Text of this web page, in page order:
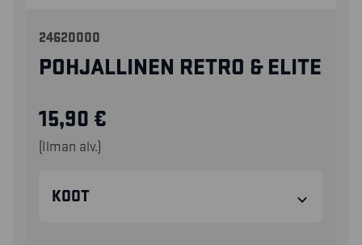
24620000
POHJALLINEN RETRO & ELITE
15,90 €
(Ilman alv.)
KOOT